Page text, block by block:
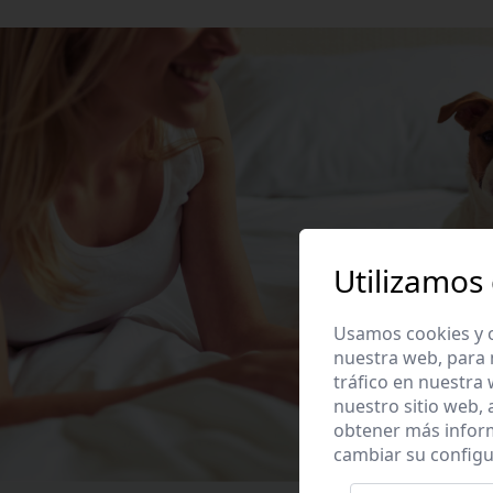
Utilizamos
Usamos cookies
nuestra web, para
tráfico en nuestra
nuestro sitio web,
obtener más
cambiar su